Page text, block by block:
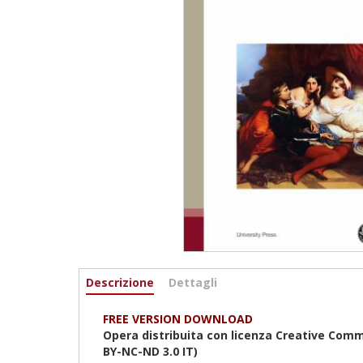
Informazioni
Descrizione (scheda
Dettagli
FREE VERSION DOWNLOAD
Opera distribuita con licenza Creative
BY-NC-ND 3.0 IT)